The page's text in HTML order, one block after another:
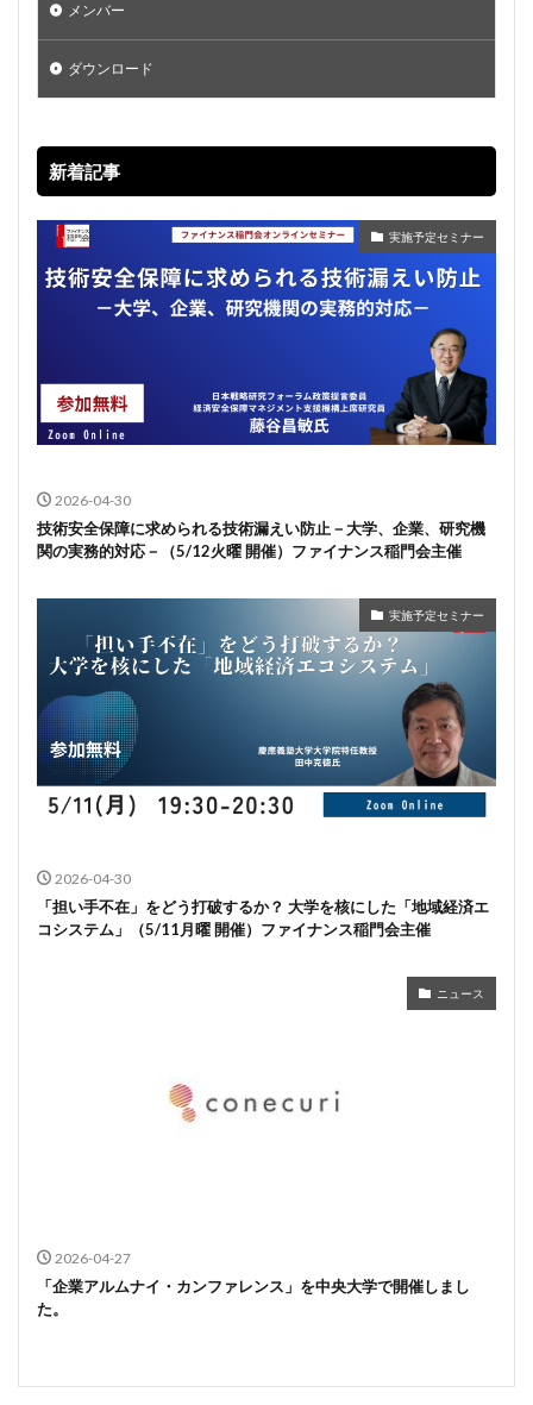
メンバー
ダウンロード
新着記事
実施予定セミナー
2026-04-30
技術安全保障に求められる技術漏えい防止－大学、企業、研究機
関の実務的対応－（5/12火曜 開催）ファイナンス稲門会主催
実施予定セミナー
2026-04-30
「担い手不在」をどう打破するか？ 大学を核にした「地域経済エ
コシステム」（5/11月曜 開催）ファイナンス稲門会主催
ニュース
2026-04-27
「企業アルムナイ・カンファレンス」を中央大学で開催しまし
た。